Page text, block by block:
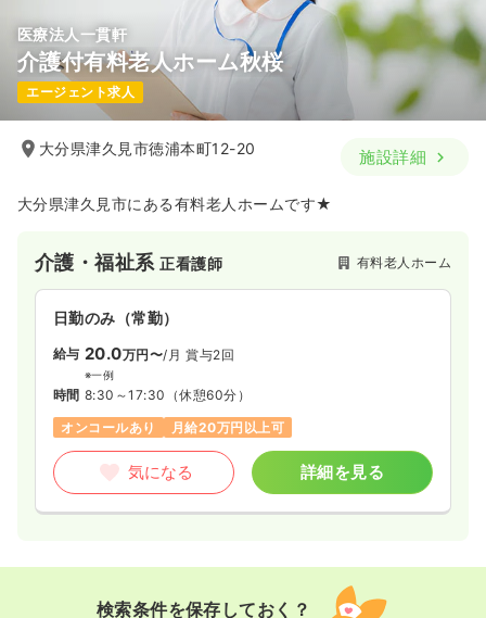
医療法人一貫軒
介護付有料老人ホーム秋桜
エージェント求人
大分県津久見市徳浦本町12-20 施設詳細
大分県津久見市にある有料老人ホームです★
介護・福祉系正看護師 有料老人ホーム
日勤のみ（常勤）
給与 20.0万円〜/月 賞与2回
※一例
時間 8:30～17:30 （休憩60分）
オンコールあり
月給20万円以上可
気になる 詳細を見る
検索条件を保存しておく？